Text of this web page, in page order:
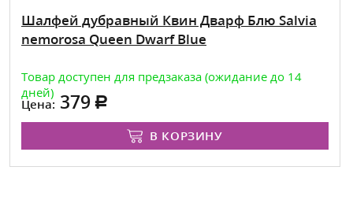
Шалфей дубравный Квин Дварф Блю Salvia
nemorosa Queen Dwarf Blue
Товар доступен для предзаказа (ожидание до 14
дней)
Цена: 379
В КОРЗИНУ